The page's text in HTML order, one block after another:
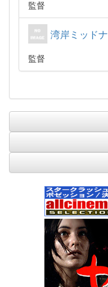
監督
湾岸ミッド
監督